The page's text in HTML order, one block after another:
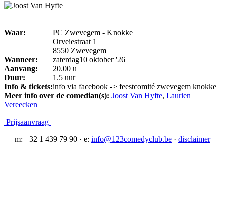
Waar:
PC Zwevegem - Knokke
Orveiestraat 1
8550 Zwevegem
Wanneer:
zaterdag10 oktober '26
Aanvang:
20.00 u
Duur:
1.5 uur
Info & tickets:info via facebook -> feestcomité zwevegem knokke
Meer info over de comedian(s): Joost Van Hyfte, Laurien
Vereecken
Prijsaanvraag
m: +32 1 439 79 90 · e: info@123comedyclub.be · disclaimer